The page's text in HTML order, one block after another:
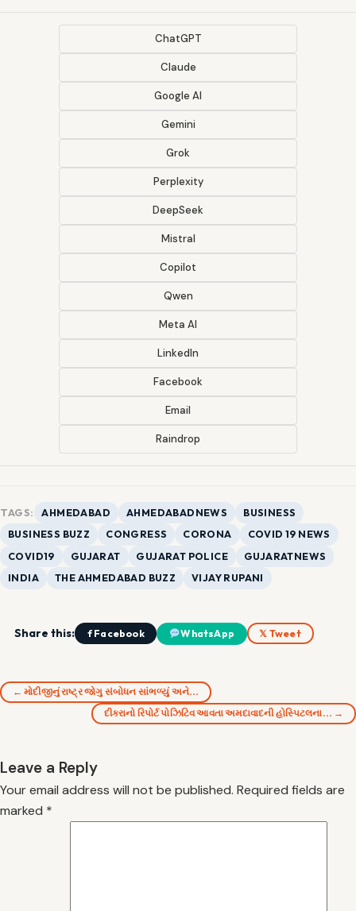
ChatGPT
Claude
Google AI
Gemini
Grok
Perplexity
DeepSeek
Mistral
Copilot
Qwen
Meta AI
LinkedIn
Facebook
Email
Raindrop
TAGS: AHMEDABAD AHMEDABADNEWS
BUSINESS
BUSINESS BUZZ
CONGRESS CORONA
COVID 19 NEWS
COVID19
GUJARAT GUJARAT POLICE
GUJARATNEWS
INDIA
THE AHMEDABAD BUZZ VIJAY RUPANI
Share this: f Facebook WhatsApp 𝕏 Tweet
← મોદીજીનું રાષ્ટ્ર જોગુ સંબોધન સાંભળ્યું અને…
દીકરાનો રિપોર્ટ પોઝિટિવ આવતા અમદાવાદની હોસ્પિટલના… →
Leave a Reply
Your email address will not be published. Required fields are
marked *